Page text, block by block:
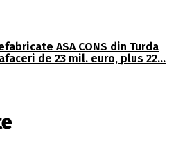
ASA CONS din Turda
de 23 mil. euro, plus 22…